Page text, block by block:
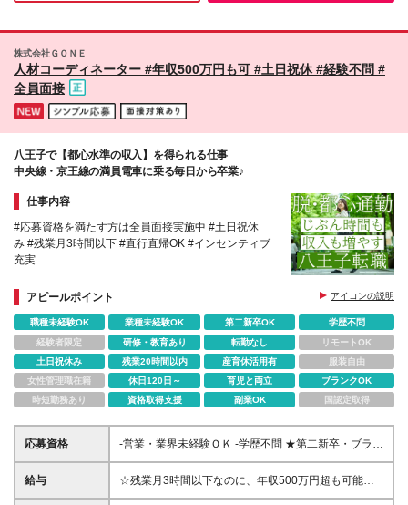
美容やコスメが大好き！ ◇将来につながるセール
張った分しっかり稼ぎたい！ ◇成長して自立した女
く働きたい！ 「一度話だけ聞いてみたい」そんな方
ジを応援します！
そんなリアルな悩みに向き合い、
総合的なビジネスノウハウを習得できる環境を用意している。
株式会社ＧＯＮＥ
人材コーディネーター #年収500万円も可 #土日祝休 #経験不問 #
全員面接
八王子で【都心水準の収入】を得られる仕事
中央線・京王線の満員電車に乗る毎日から卒業♪
仕事内容
#応募資格を満たす方は全員面接実施中 #土日祝休
み #残業月3時間以下 #直行直帰OK #インセンティブ
充実
子で】未経験から始める、無理のない新しい働き方
アピールポイント アイコンの説明
職種未経験OK 業種未経験OK 第二新卒OK
学歴不問
経験者限定
研修・教育あり 転勤なし
リモートOK
土日祝休み
残業20時間以内 産育休活用有
服装自由
女性管理職在籍
休日120日～ 育児と両立
ブランクOK
時短勤務あり
資格取得支援 副業OK 国認定取得
応募資格
‐営業・業界未経験ＯＫ ‐学歴不問 ★第二新卒・ブラン
クをお持ちの方も大歓迎！
給与
☆残業月3時間以下なのに、年収500万円超も可能！
☆インセンティブ年3回あり！1名入社で2万円～5万